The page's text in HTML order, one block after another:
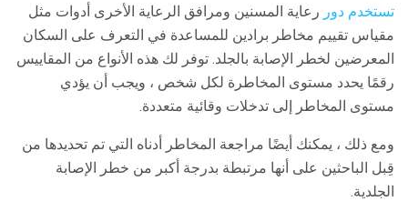
تستخدم دور رعاية المسنين ومرافق الرعاية الأخرى أدوات مثل
مقياس تقييم مخاطر برادين للمساعدة في التعرف على السكان
المعرضين لخطر الإصابة بالجلد. توفر لك هذه الأنواع من المقاييس
رقمًا يحدد مستوى المخاطرة لكل شخص ، ويجب أن يؤدي
مستوى المخاطر إلى تدخلات وقائية متعددة.
ومع ذلك ، يمكنك أيضًا مراجعة المخاطر أدناه التي تم تحديدها من
قِبل الباحثين على أنها مرتبطة بدرجة أكبر من خطر الإصابة
الجلدية.